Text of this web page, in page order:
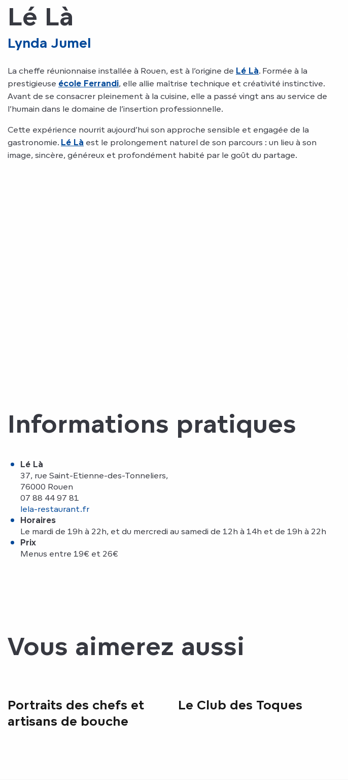
Lé Là
Lynda Jumel
La cheffe réunionnaise installée à Rouen, est à l’origine de Lé Là. Formée à la
prestigieuse école Ferrandi, elle allie maîtrise technique et créativité instinctive.
Avant de se consacrer pleinement à la cuisine, elle a passé vingt ans au service de
l’humain dans le domaine de l’insertion professionnelle.
Cette expérience nourrit aujourd’hui son approche sensible et engagée de la
gastronomie. Lé Là est le prolongement naturel de son parcours : un lieu à son
image, sincère, généreux et profondément habité par le goût du partage.
Informations pratiques
Lé Là
37, rue Saint-Etienne-des-Tonneliers,
76000 Rouen
07 88 44 97 81
lela-restaurant.fr
Horaires
Le mardi de 19h à 22h, et du mercredi au samedi de 12h à 14h et de 19h à 22h
Prix
Menus entre 19€ et 26€
Vous aimerez aussi
Portraits des chefs et
artisans de bouche
Le Club des Toques